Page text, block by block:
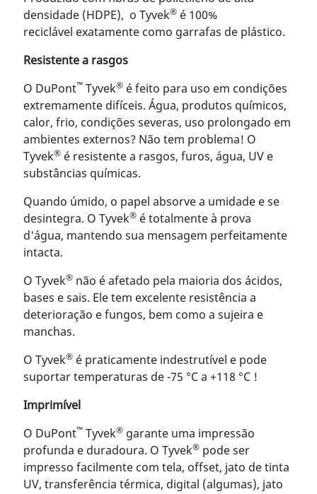
densidade (HDPE), o Tyvek® é 100%
reciclável exatamente como garrafas de plástico.
Resistente a rasgos
O DuPont™ Tyvek® é feito para uso em condições
extremamente difíceis. Água, produtos químicos,
calor, frio, condições severas, uso prolongado em
ambientes externos? Não tem problema! O
Tyvek® é resistente a rasgos, furos, água, UV e
substâncias químicas.
Quando úmido, o papel absorve a umidade e se
desintegra. O Tyvek® é totalmente à prova
d'água, mantendo sua mensagem perfeitamente
intacta.
O Tyvek® não é afetado pela maioria dos ácidos,
bases e sais. Ele tem excelente resistência a
deterioração e fungos, bem como a sujeira e
manchas.
O Tyvek® é praticamente indestrutível e pode
suportar temperaturas de -75 °C a +118 °C !
Imprimível
O DuPont™ Tyvek® garante uma impressão
profunda e duradoura. O Tyvek® pode ser
impresso facilmente com tela, offset, jato de tinta
UV, transferência térmica, digital (algumas), jato